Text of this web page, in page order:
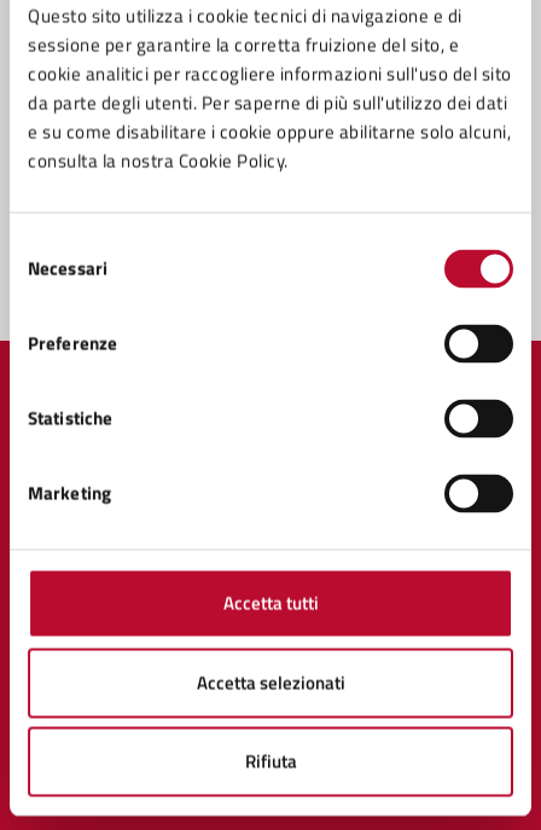
Questo sito utilizza i cookie tecnici di navigazione e di
sessione per garantire la corretta fruizione del sito, e
cookie analitici per raccogliere informazioni sull'uso del sito
da parte degli utenti. Per saperne di più sull'utilizzo dei dati
e su come disabilitare i cookie oppure abilitarne solo alcuni,
consulta la nostra Cookie Policy.
delNecessari
Preferenze
Statistiche
Marketing
Accetta tutti
Accetta selezionati
Rifiuta
Leggi le domande frequenti
Richiedi assistenza
Prenota appuntamento
Uffici
Personale amministrativo